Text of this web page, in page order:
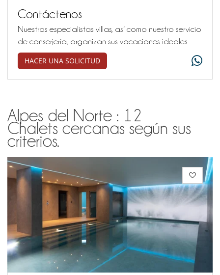
Contáctenos
Nuestros especialistas villas, así como nuestro servicio
de conserjería, organizan sus vacaciones ideales
HACER UNA SOLICITUD
Alpes del Norte : 12
Chalets cercanas según sus
criterios.